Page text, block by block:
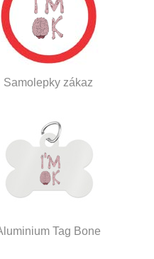
Samolepky zákaz
Tag Bone